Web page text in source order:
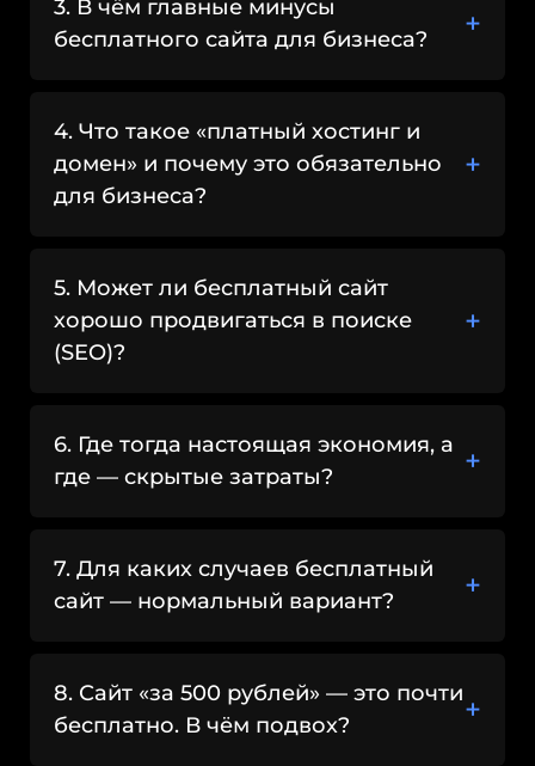
сайт, который будет работать на ваш
успех и соответствовать потребностям
студииТурбоВЕБмы создаём сайты,
которые не только красиво выглядят,
но и эффективно решают задачи
3. В чём главные минусы
бесплатного сайта для бизнеса?
4. Что такое «платный хостинг и
домен» и почему это обязательно
для бизнеса?
5. Может ли бесплатный сайт
хорошо продвигаться в поиске
(SEO)?
6. Где тогда настоящая экономия, а
где — скрытые затраты?
7. Для каких случаев бесплатный
сайт — нормальный вариант?
8. Сайт «за 500 рублей» — это почти
бесплатно. В чём подвох?